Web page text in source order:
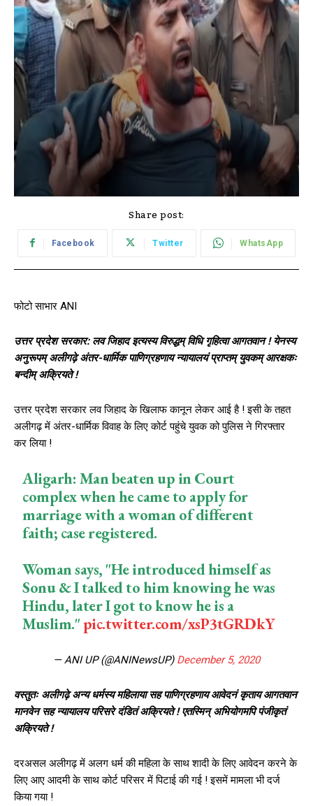
Share post:
Facebook Twitter WhatsApp
फोटो साभार ANI
उत्तर प्रदेश सरकार: लव जिहाद इत्यस्य विरुद्धम् विधि गृहित्वा आगतवान ! येनस्य
अनुरूपम् अलीगढ़े अंतर-धार्मिक पाणिग्रहणाय न्यायालयं प्राप्तम् युवकम् आरक्षकः
बन्दीम् अक्रियते !
उत्तर प्रदेश सरकार लव जिहाद के खिलाफ कानून लेकर आई है ! इसी के तहत
अलीगढ़ में अंतर-धार्मिक विवाह के लिए कोर्ट पहुंचे युवक को पुलिस ने गिरफ्तार
कर लिया !
Aligarh: Man beaten up in Court
complex when he came to apply for
marriage with a woman of different
faith; case registered.
Woman says, "He introduced himself as
Sonu & I talked to him knowing he was
Hindu, later I got to know he is a
Muslim." pic.twitter.com/xsP3tGRDkY
— ANI UP (@ANINewsUP) December 5, 2020
वस्तुतः अलीगढ़े अन्य धर्मस्य महिलाया सह पाणिग्रहणाय आवेदनं कृताय आगतवान
मानवेन सह न्यायालय परिसरे दंडितं अक्रियते ! एतस्मिन् अभियोगमपि पंजीकृतं
अक्रियते !
दरअसल अलीगढ़ में अलग धर्म की महिला के साथ शादी के लिए आवेदन करने के
लिए आए आदमी के साथ कोर्ट परिसर में पिटाई की गई ! इसमें मामला भी दर्ज
किया गया !